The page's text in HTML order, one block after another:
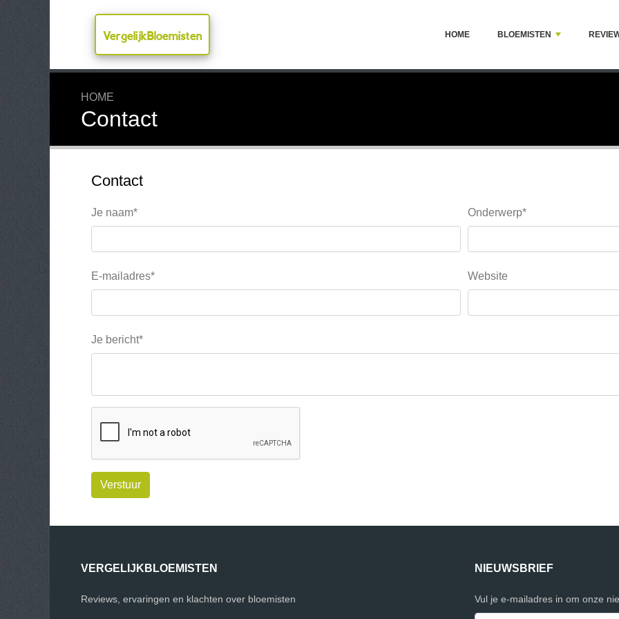
VergelijkBloemisten HOME BLOEMISTEN
HOME
Contact
Contact
Je naam* Onderwerp*
E-mailadres* Website
Je bericht*
Verstuur
VERGELIJKBLOEMISTEN
Reviews, ervaringen en klachten over bloemisten
NIEUWSBRIEF
Vul je e-mailadres in om onze